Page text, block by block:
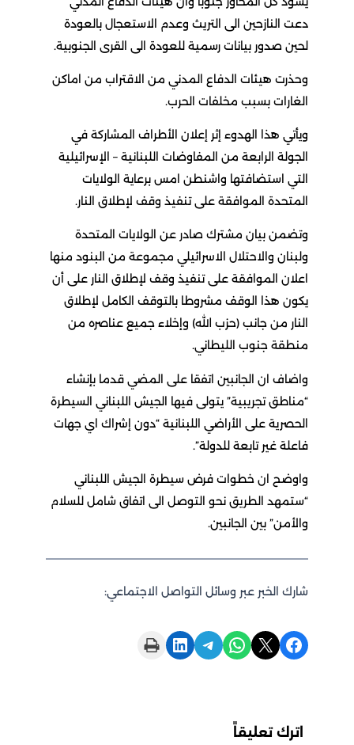
دعت النازحين الى التريث وعدم الاستعجال بالعودة
لحين صدور بيانات رسمية للعودة الى القرى الجنوبية.
وحذرت هيئات الدفاع المدني من الاقتراب من اماكن
الغارات بسبب مخلفات الحرب.
ويأتي هذا الهدوء إثر إعلان الأطراف المشاركة في
الجولة الرابعة من المفاوضات اللبنانية – الإسرائيلية
التي استضافتها واشنطن امس برعاية الولايات
المتحدة الموافقة على تنفيذ وقف لإطلاق النار.
وتضمن بيان مشترك صادر عن الولايات المتحدة
ولبنان والاحتلال الاسرائيلي مجموعة من البنود منها
اعلان الموافقة على تنفيذ وقف لإطلاق النار على أن
يكون هذا الوقف مشروطا بالتوقف الكامل لإطلاق
النار من جانب (حزب الله) وإخلاء جميع عناصره من
منطقة جنوب الليطاني.
واضاف ان الجانبين اتفقا على المضي قدما بإنشاء
“مناطق تجريبية” يتولى فيها الجيش اللبناني السيطرة
الحصرية على الأراضي اللبنانية “دون إشراك اي جهات
فاعلة غير تابعة للدولة”.
واوضح ان خطوات فرض سيطرة الجيش اللبناني
“ستمهد الطريق نحو التوصل الى اتفاق شامل للسلام
والأمن” بين الجانبين.
شارك الخبر عبر وسائل التواصل الاجتماعي:
Share on Facebook
Share on X
Share on WhatsApp
Share on Telegram
Share on LinkedIn
Print this Page
اترك تعليقاً